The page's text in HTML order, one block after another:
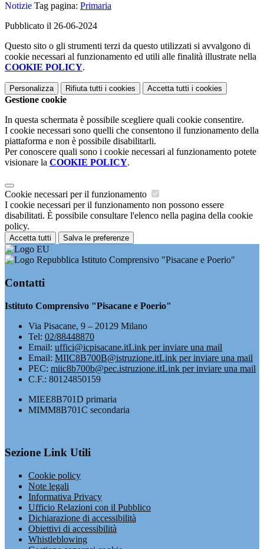
Notizie Tag pagina: Primaria
Pubblicato il 26-06-2024
Questo sito o gli strumenti terzi da questo utilizzati si avvalgono di
cookie necessari al funzionamento ed utili alle finalità illustrate nella
COOKIE POLICY.
Personalizza Rifiuta tutti i cookies Accetta tutti i cookies
Gestione cookie
In questa schermata è possibile scegliere quali cookie consentire.
I cookie necessari sono quelli che consentono il funzionamento della
piattaforma e non è possibile disabilitarli.
Per conoscere quali sono i cookie necessari al funzionamento potete
visionare la COOKIE POLICY.
Cookie necessari per il funzionamento
I cookie necessari per il funzionamento non possono essere
disabilitati. È possibile consultare l'elenco nella pagina della cookie
policy.
Accetta tutti Salva le preferenze
Istituto Comprensivo "Pisacane e Poerio"
Contatti
Istituto Comprensivo "Pisacane e Poerio"
Via Pisacane, 9 – 20129 Milano
Tel: 02/88448870
Email: uffici@icpisacane.itLink per inviare una mail
Email: MIIC8B700B@istruzione.itLink per inviare una mail
PEC: miic8b700b@pec.istruzione.itLink per inviare una mail
C.F.: 80124850159
MIEE8B701D primaria
MIMM8B701C secondaria
Sezione Link Utili
Cookie policy
Note legali
Informativa Privacy
Ufficio Relazioni con il Pubblico
Dichiarazione di accessibilità
Obiettivi di accessibilità
Whistleblowing